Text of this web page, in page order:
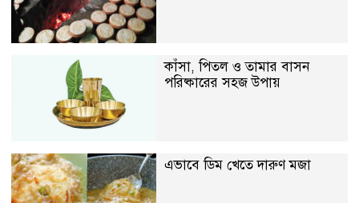
কাঁসা, পিতল ও তামার বাসন
পরিষ্কারের সহজ উপায়
এভাবে ডিম খেতে দারুণ মজা